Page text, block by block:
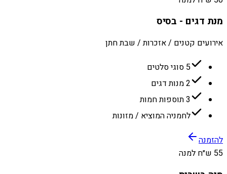
מנת דגים - בסיס
אירועים קטנים / אזכרות / שבת חתן
5 סוגי סלטים
2 מנות דגים
3 תוספות חמות
לחמניה המוציא / מזונות
להזמנה
55 ש״ח למנה